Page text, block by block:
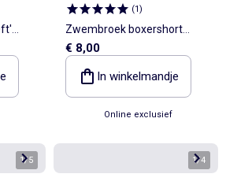
(1)
Zwembroek boxershort
'Marvel' 'Spider-Man'
€ 8,00
In winkelmandje
Online exclusief
1/5 1/4